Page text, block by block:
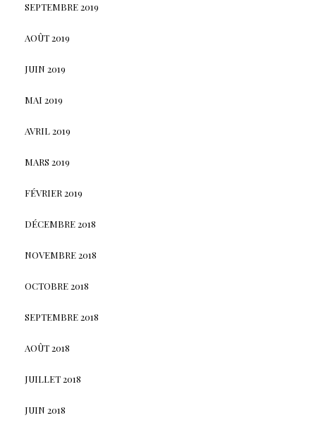
SEPTEMBRE 2019
AOÛT 2019
JUIN 2019
MAI 2019
AVRIL 2019
MARS 2019
FÉVRIER 2019
DÉCEMBRE 2018
NOVEMBRE 2018
OCTOBRE 2018
SEPTEMBRE 2018
AOÛT 2018
JUILLET 2018
JUIN 2018